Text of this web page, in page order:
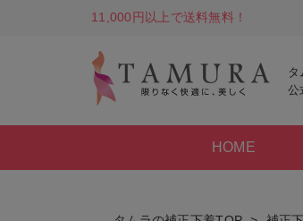
11,000円以上で送料無料！
公
HOME